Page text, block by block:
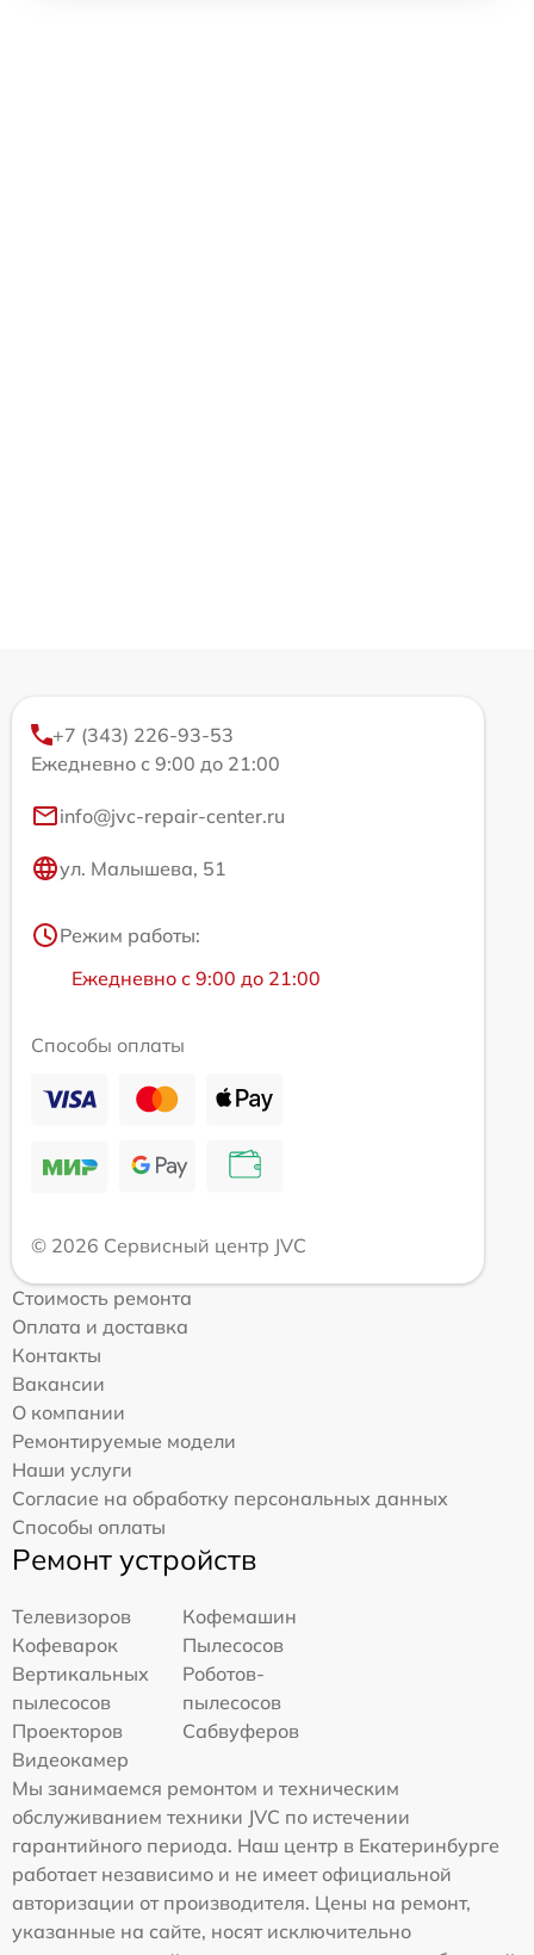
+7 (343) 226-93-53
Ежедневно с 9:00 до 21:00
info@jvc-repair-center.ru
ул. Малышева, 51
Режим работы:
Ежедневно с 9:00 до 21:00
Способы оплаты
© 2026 Сервисный центр JVC
Стоимость ремонта
Оплата и доставка
Контакты
Вакансии
О компании
Ремонтируемые модели
Наши услуги
Согласие на обработку персональных данных
Способы оплаты
Ремонт устройств
Телевизоров
Кофемашин
Кофеварок
Пылесосов
Вертикальных
пылесосов
Роботов-
пылесосов
Проекторов
Сабвуферов
Видеокамер
Мы занимаемся ремонтом и техническим
обслуживанием техники JVC по истечении
гарантийного периода. Наш центр в Екатеринбурге
работает независимо и не имеет официальной
авторизации от производителя. Цены на ремонт,
указанные на сайте, носят исключительно